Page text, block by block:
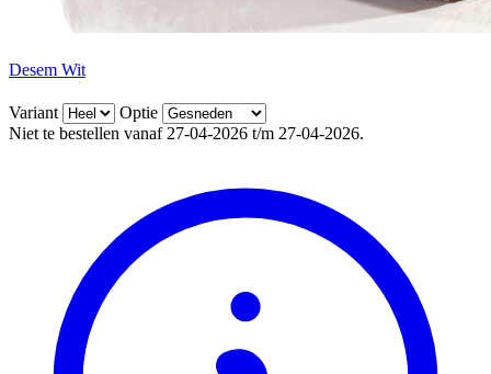
Desem Wit
Variant
Optie
Niet te bestellen vanaf 27-04-2026 t/m 27-04-2026.